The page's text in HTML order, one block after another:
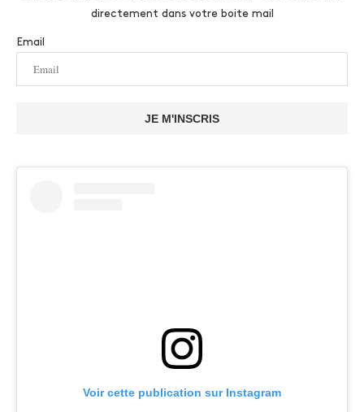
directement dans votre boite mail
Email
JE M'INSCRIS
Voir cette publication sur Instagram